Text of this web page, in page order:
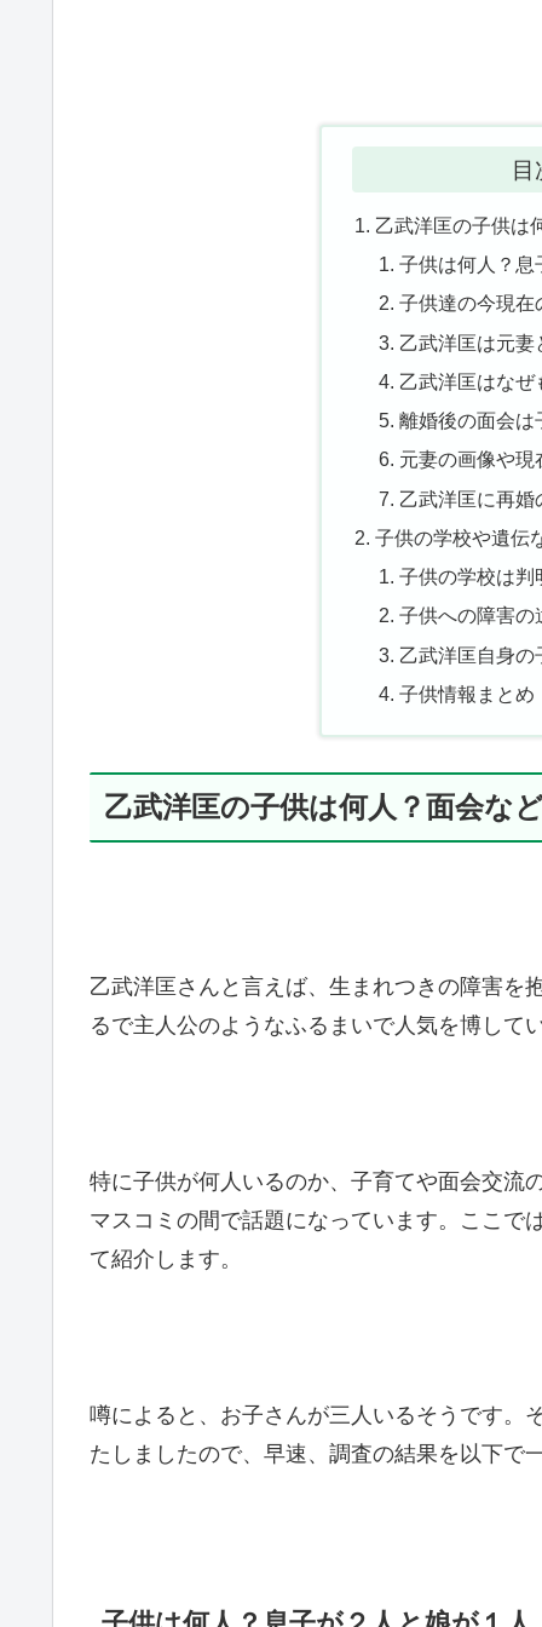
目
乙武洋匡の子供は
子供は何人？息
子供達の今現在
乙武洋匡は元妻
乙武洋匡はなぜ
離婚後の面会は
元妻の画像や現
乙武洋匡に再婚
子供の学校や遺伝
子供の学校は判
子供への障害の
乙武洋匡自身の
子供情報まとめ
乙武洋匡の子供は何人？面会な
乙武洋匡さんと言えば、生まれつきの障害を
るで主人公のようなふるまいで人気を博し
特に子供が何人いるのか、子育てや面会交流
マスコミの間で話題になっています。ここで
て紹介しま
噂によると、お子さんが三人いるそうです。
たしましたので、早速、調査の結果を以